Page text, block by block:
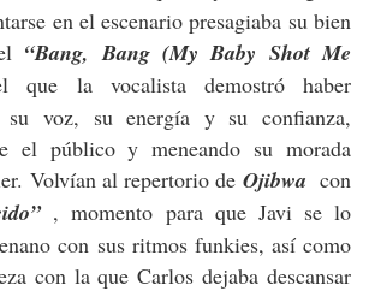
en el escenario presagiaba su bien
“Bang, Bang (My Baby Shot Me
la vocalista demostró haber
su voz, su energía y su confianza,
el público y meneando su morada
Volvían al repertorio de Ojibwa con
, momento para que Javi se lo
con sus ritmos funkies, así como
con la que Carlos dejaba descansar